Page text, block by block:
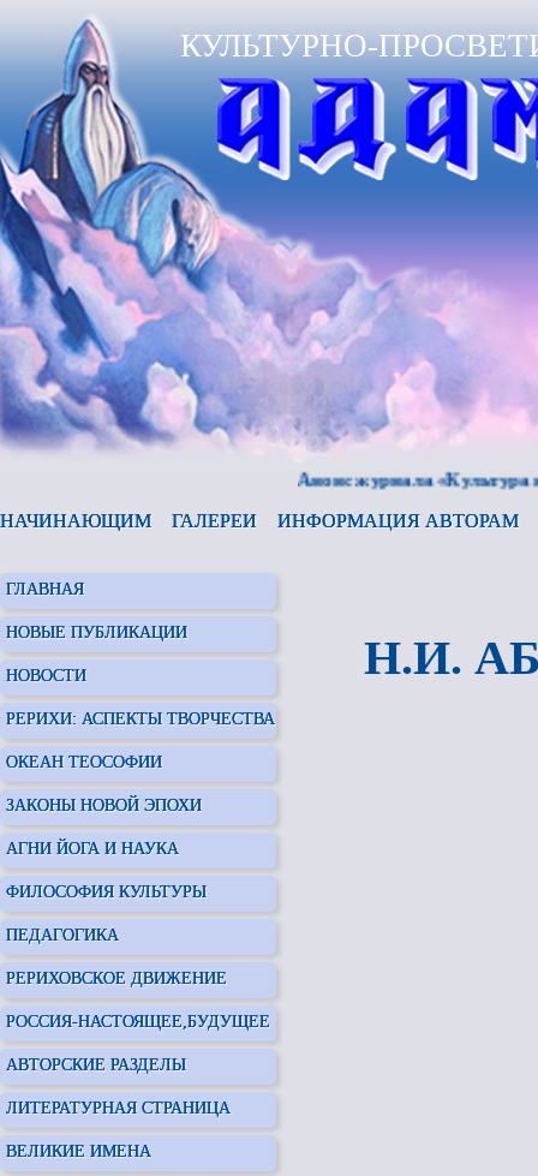
КУЛЬТУРНО-
Анонс журнала «Культура и
НАЧИНАЮЩИМ ГАЛЕРЕИ ИНФОРМАЦИЯ АВТОРАМ
ГЛАВНАЯ
НОВЫЕ ПУБЛИКАЦИИ
НОВОСТИ
РЕРИХИ: АСПЕКТЫ ТВОРЧЕСТВА
ОКЕАН ТЕОСОФИИ
ЗАКОНЫ НОВОЙ ЭПОХИ
АГНИ ЙОГА И НАУКА
ФИЛОСОФИЯ КУЛЬТУРЫ
ПЕДАГОГИКА
РЕРИХОВСКОЕ ДВИЖЕНИЕ
РОССИЯ-НАСТОЯЩЕЕ,БУДУЩЕЕ
АВТОРСКИЕ РАЗДЕЛЫ
ЛИТЕРАТУРНАЯ СТРАНИЦА
ВЕЛИКИЕ ИМЕНА
Н.И.